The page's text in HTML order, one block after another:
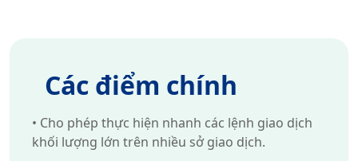
Các điểm chính
• Cho phép thực hiện nhanh các lệnh giao dịch
khối lượng lớn trên nhiều sở giao dịch.